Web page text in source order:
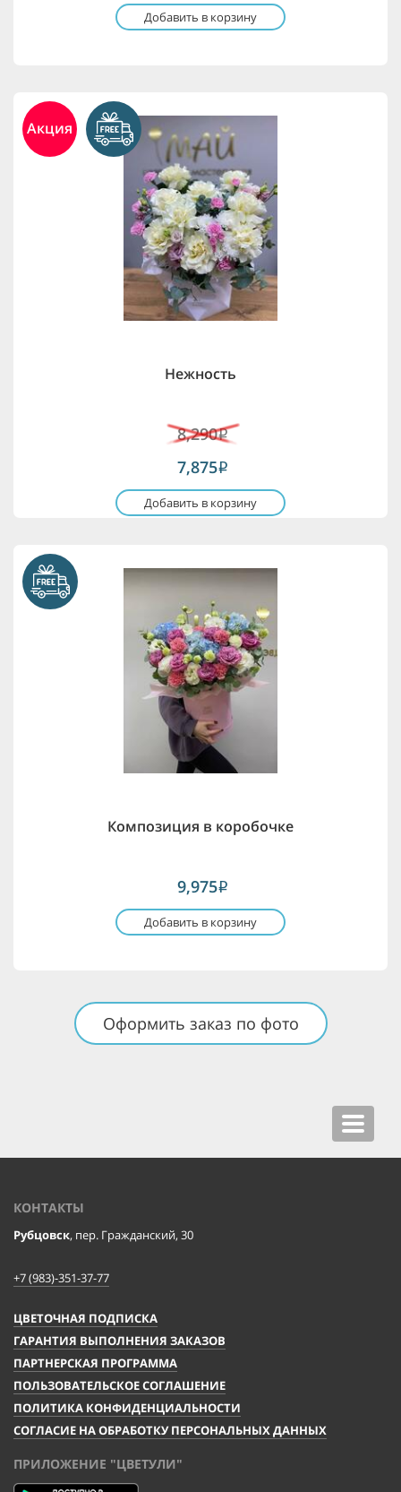
Добавить в корзину
Акция
Нежность
8,290i
7,875i
Добавить в корзину
Композиция в коробочке
9,975i
Добавить в корзину
Оформить заказ по фото
Toggle
КОНТАКТЫ
Рубцовск, пер. Гражданский, 30
+7 (983)-351-37-77
ЦВЕТОЧНАЯ ПОДПИСКА
ГАРАНТИЯ ВЫПОЛНЕНИЯ ЗАКАЗОВ
ПАРТНЕРСКАЯ ПРОГРАММА
ПОЛЬЗОВАТЕЛЬСКОЕ СОГЛАШЕНИЕ
ПОЛИТИКА КОНФИДЕНЦИАЛЬНОСТИ
СОГЛАСИЕ НА ОБРАБОТКУ ПЕРСОНАЛЬНЫХ ДАННЫХ
ПРИЛОЖЕНИЕ "ЦВЕТУЛИ"